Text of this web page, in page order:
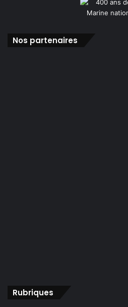
Nos partenaires
Rubriques